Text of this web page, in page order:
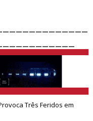
Três Feridos em